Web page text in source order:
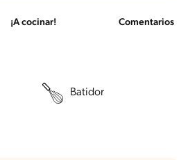
¡A cocinar! Comentarios
Batidor